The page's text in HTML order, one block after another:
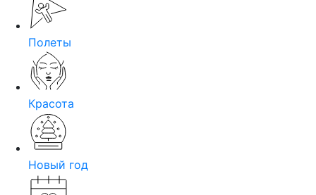
Полеты
Красота
Новый год